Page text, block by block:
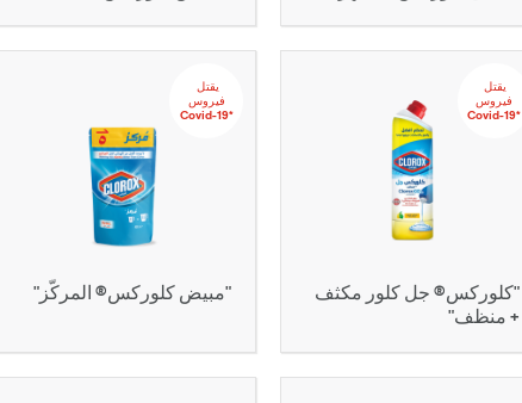
يقتل‬ ‫‫‫‫‏‫
‬‫فيروس
‏*‫Covid-19
"كلوركس® جل كلور مكثف
+ منظف"
يقتل‬ ‫‫‫‫‏‫
‬‫فيروس
‏*‫Covid-19
"مبيض كلوركس® المركّز"